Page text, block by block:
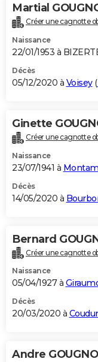
Martial
Créer une cagnotte
Naissance
22/01/1953 à
Décès
05/12/2020 à Voisey(
Ginette
Créer une cagnotte
Naissance
23/07/1941 à
Décès
14/05/2020 à
Bernard
Créer une cagnotte
Naissance
05/04/1927 à
Décès
20/03/2020 à
Andre